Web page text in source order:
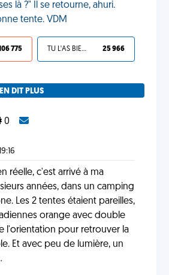
là ?" Il se retourne, ahuri.
tente. VDM
775 TU L'AS BIEN MÉRITÉ 25 966
DIT PLUS
0
réelle, c'est arrivé à ma
années, dans un camping
Les 2 tentes étaient pareilles,
orange avec double
l'orientation pour retrouver la
Et avec peu de lumière, un